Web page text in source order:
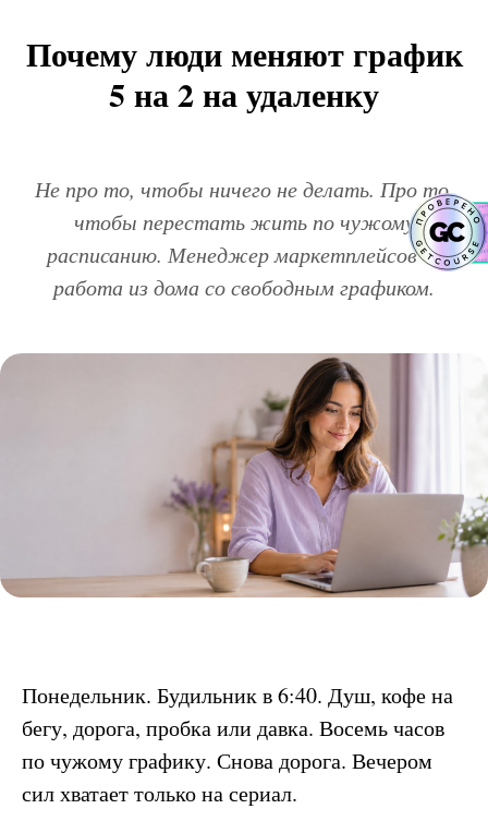
Почему люди меняют график
5 на 2 на удаленку
Не про то, чтобы ничего не делать. Про то,
чтобы перестать жить по чужому
расписанию. Менеджер маркетплейсов —
работа из дома со свободным графиком.
Понедельник. Будильник в 6:40. Душ, кофе на
бегу, дорога, пробка или давка. Восемь часов
по чужому графику. Снова дорога. Вечером
сил хватает только на сериал.